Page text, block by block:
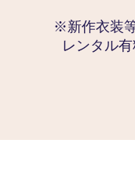
※新作衣装
レンタル